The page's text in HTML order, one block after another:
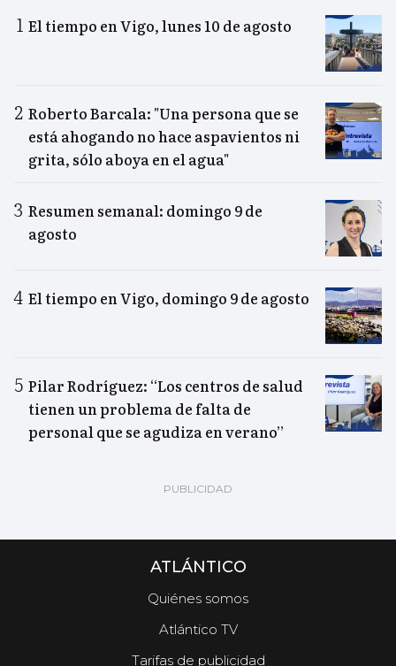
El tiempo en Vigo, lunes 10 de agosto
Roberto Barcala: "Una persona que se
está ahogando no hace aspavientos ni
grita, sólo aboya en el agua"
Resumen semanal: domingo 9 de
agosto
El tiempo en Vigo, domingo 9 de agosto
Pilar Rodríguez: “Los centros de salud
tienen un problema de falta de
personal que se agudiza en verano”
ATLÁNTICO
Quiénes somos
Atlántico TV
Tarifas de publicidad